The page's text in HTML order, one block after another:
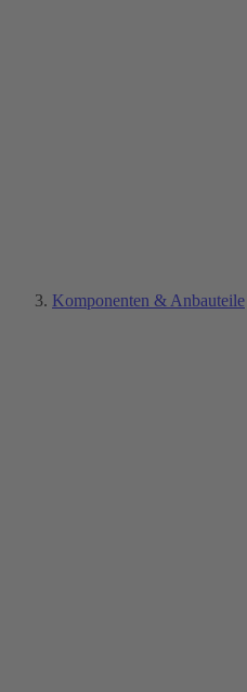
Komponenten & Anbauteile